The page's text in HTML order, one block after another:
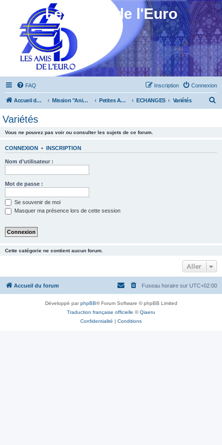
Les Amis de l'Euro
FAQ Connexion
Inscription
Accueil du forum Mission "Animation" Petites Annonces ECHANGES Variétés
Variétés
Vous ne pouvez pas voir ou consulter les sujets de ce forum.
CONNEXION • INSCRIPTION
Nom d’utilisateur :
Mot de passe :
Se souvenir de moi
Masquer ma présence lors de cette session
Cette catégorie ne contient aucun forum.
Aller
Accueil du forum Fuseau horaire sur UTC+02:00
Développé parphpBB® Forum Software © phpBB Limited
Traduction française officielle ©Qiaeru
Confidentialité | Conditions